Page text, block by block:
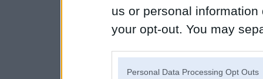
us or personal
your opt-out. You may
Personal Data Processing Opt Outs